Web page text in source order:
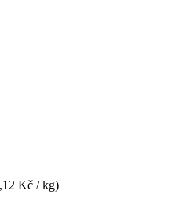
Kč / kg)